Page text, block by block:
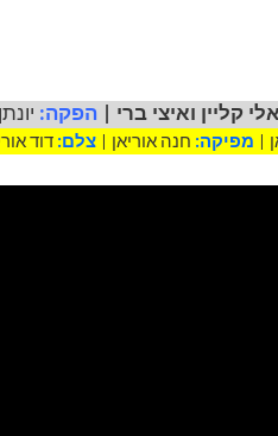
אלי קליין ואיצי ברי הפקה:
| מפיקה: חנה אוריאן | צלם: דוד